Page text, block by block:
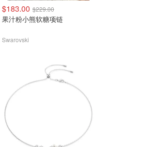
$183.00 $229.00
果汁粉小熊软糖项链
Swarovski